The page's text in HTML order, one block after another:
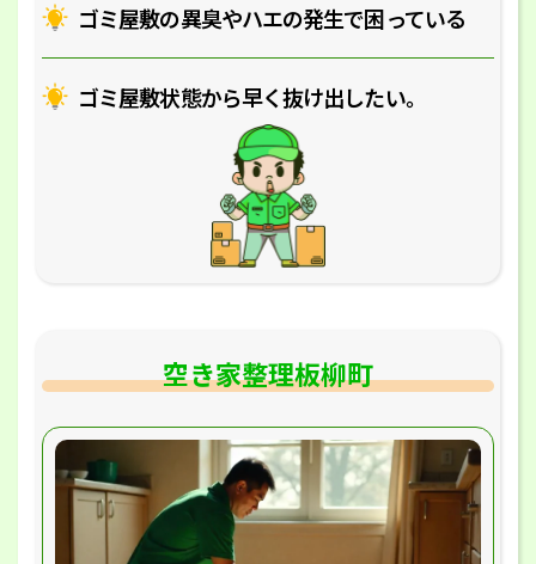
ゴミ屋敷の異臭やハエの発生で困っている
ゴミ屋敷状態から早く抜け出したい｡
空き家整理板柳町